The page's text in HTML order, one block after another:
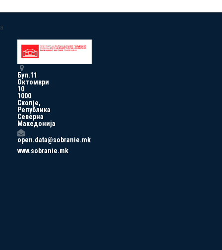
a
Бул.11
Октомври
10
1000
Скопје,
Република
Северна
Македонија
open.data@sobranie.mk
www.sobranie.mk